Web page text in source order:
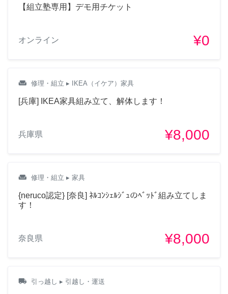
【組立塾専用】デモ用チケット
オンライン ¥0
weekend 修理・組立 ▸ IKEA（イケア）家具
[兵庫] IKEA家具組み立て、解体します！
兵庫県 ¥8,000
weekend 修理・組立 ▸ 家具
{neruco認定} [奈良] ﾈﾙｺﾝｼｪﾙｼﾞｭのﾍﾞｯﾄﾞ組み立てしま
す！
奈良県 ¥8,000
local_shipping 引っ越し ▸ 引越し・運送